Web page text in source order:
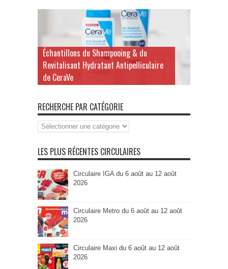
Échantillons du Shampooing & du
Revitalisant Hydratant Antipelliculaire
de CeraVe
RECHERCHE PAR CATÉGORIE
Recherche
par
LES PLUS RÉCENTES CIRCULAIRES
Circulaire IGA du 6 août au 12 août
2026
Circulaire Metro du 6 août au 12 août
2026
Circulaire Maxi du 6 août au 12 août
2026